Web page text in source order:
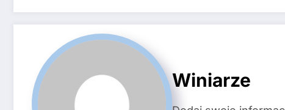
Winiarze